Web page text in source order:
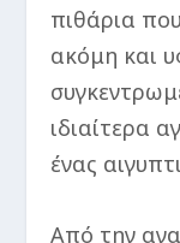
πιθάρια
ακόμη και
ιδιαίτερα
ένας
Από την